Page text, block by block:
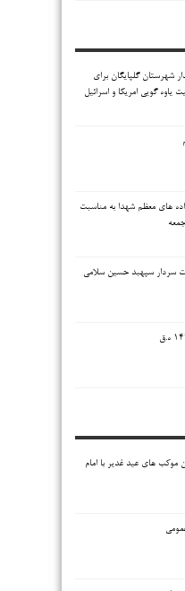
شهرستان گلپایگان برای
یاوه گویی امریکا و اسرائیل
های معظم شهدا به مناسبت
جمعه
سردار سپهبد حسین سلامی
های عید غدیر با امام